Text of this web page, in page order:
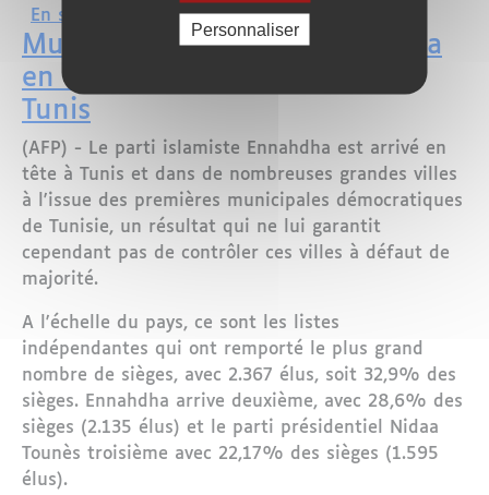
En savoir plus sur Tunisie : les non-jeûneurs
Municipales/Tunisie : Ennahdha
en tête mais sans majorité à
Tunis
(AFP) - Le parti islamiste Ennahdha est arrivé en
tête à Tunis et dans de nombreuses grandes villes
à l'issue des premières municipales démocratiques
de Tunisie, un résultat qui ne lui garantit
cependant pas de contrôler ces villes à défaut de
majorité.
A l'échelle du pays, ce sont les listes
indépendantes qui ont remporté le plus grand
nombre de sièges, avec 2.367 élus, soit 32,9% des
sièges. Ennahdha arrive deuxième, avec 28,6% des
sièges (2.135 élus) et le parti présidentiel Nidaa
Tounès troisième avec 22,17% des sièges (1.595
élus).
Personnaliser